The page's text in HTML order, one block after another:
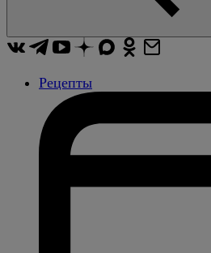
Рецепты